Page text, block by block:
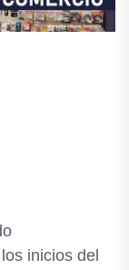
inicios del